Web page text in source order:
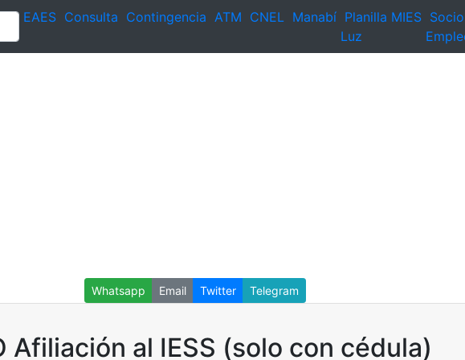
EAES Consulta Contingencia ATM CNEL Manabí Planilla
Luz
MIES Socio
Whatsapp Email Twitter Telegram
al IESS (solo con cédula)